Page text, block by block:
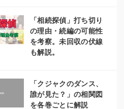
「相続探偵」打ち切り
の理由・続編の可能性
を考察。未回収の伏線
も解説。
「クジャクのダンス、
誰が見た？」の相関図
を各巻ごとに解説